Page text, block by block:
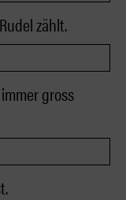
zählt.
gross